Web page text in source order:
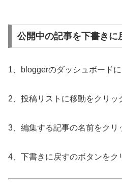
公開中の記事を下書きに
1、bloggerのダッシュボードに
2、投稿リストに移動をクリッ
3、編集する記事の名前をクリ
4、下書きに戻すのボタンをク